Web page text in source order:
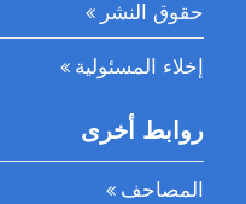
حقوق النشر
إخلاء المسئولية
روابط أخرى
المصاحف